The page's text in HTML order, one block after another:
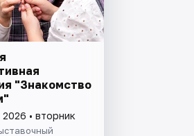
"Знакомство
• вторник